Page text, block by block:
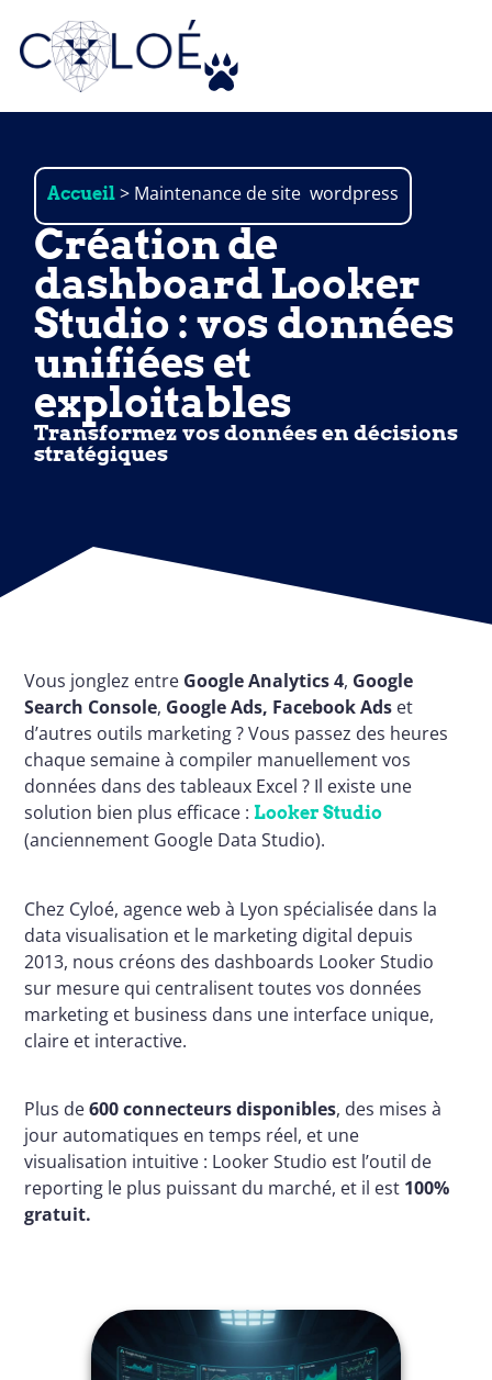
Nos
Nos
E-actualites
Accueil > Maintenance de site wordpress
Création de
dashboard Looker
Studio : vos données
unifiées et
exploitables
Transformez vos données en décisions
stratégiques
Vous jonglez entre Google Analytics 4, Google
Search Console, Google Ads, Facebook Ads et
d’autres outils marketing ? Vous passez des heures
chaque semaine à compiler manuellement vos
données dans des tableaux Excel ? Il existe une
solution bien plus efficace :Looker Studio
(anciennement Google Data Studio).
Chez Cyloé, agence web à Lyon spécialisée dans la
data visualisation et le marketing digital depuis
2013, nous créons des dashboards Looker Studio
sur mesure qui centralisent toutes vos données
marketing et business dans une interface unique,
claire et interactive.
Plus de600 connecteurs disponibles, des mises à
jour automatiques en temps réel, et une
visualisation intuitive : Looker Studio est l’outil de
reporting le plus puissant du marché, et il est 100%
gratuit.